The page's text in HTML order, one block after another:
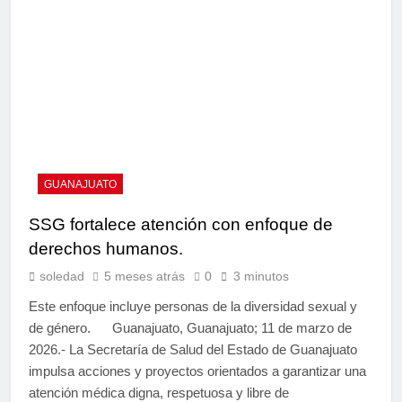
GUANAJUATO
SSG fortalece atención con enfoque de
derechos humanos.
soledad 5 meses atrás 0 3 minutos
Este enfoque incluye personas de la diversidad sexual y
de género. Guanajuato, Guanajuato; 11 de marzo de
2026.- La Secretaría de Salud del Estado de Guanajuato
impulsa acciones y proyectos orientados a garantizar una
atención médica digna, respetuosa y libre de